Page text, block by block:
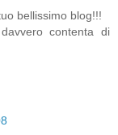
bellissimo blog!!!
contenta di